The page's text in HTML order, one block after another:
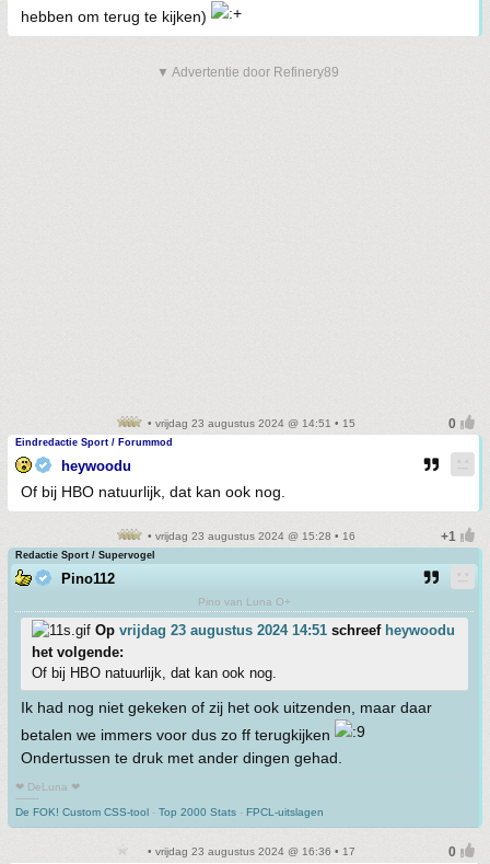
hebben om terug te kijken)
▼ Advertentie door Refinery89
• vrijdag 23 augustus 2024 @ 14:51 • 15
Eindredactie Sport / Forummod
heywoodu
Of bij HBO natuurlijk, dat kan ook nog.
• vrijdag 23 augustus 2024 @ 15:28 • 16
Redactie Sport / Supervogel
Pino112
Pino van Luna O+
Op vrijdag 23 augustus 2024 14:51 schreef heywoodu
het volgende:
Of bij HBO natuurlijk, dat kan ook nog.
Ik had nog niet gekeken of zij het ook uitzenden, maar daar
betalen we immers voor dus zo ff terugkijken
Ondertussen te druk met ander dingen gehad.
❤ DeLuna ❤
-------
De FOK! Custom CSS-tool - Top 2000 Stats - FPCL-uitslagen
• vrijdag 23 augustus 2024 @ 16:36 • 17